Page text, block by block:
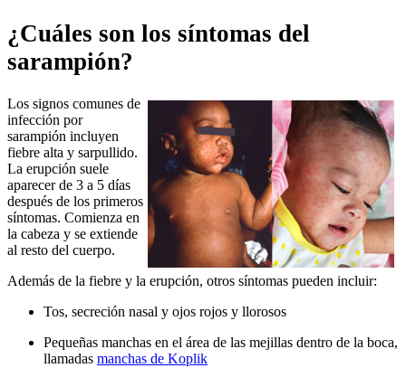
¿Cuáles son los síntomas del
sarampión?
Los signos comunes de
infección por
sarampión incluyen
fiebre alta y sarpullido.
La erupción suele
aparecer de 3 a 5 días
después de los primeros
síntomas. Comienza en
la cabeza y se extiende
al resto del cuerpo.
Además de la fiebre y la erupción, otros síntomas pueden incluir:
Tos, secreción nasal y ojos rojos y llorosos
Pequeñas manchas en el área de las mejillas dentro de la boca,
llamadas manchas de Koplik